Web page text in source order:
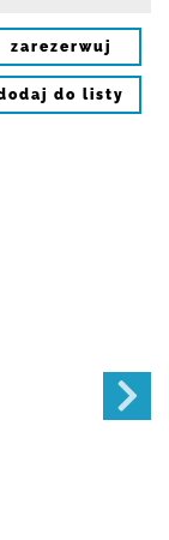
zarezerwuj
do listy